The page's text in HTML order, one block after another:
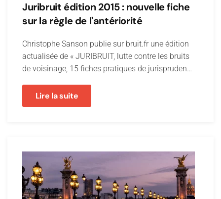
Juribruit édition 2015 : nouvelle fiche
sur la règle de l'antériorité
Christophe Sanson publie sur bruit.fr une édition
actualisée de « JURIBRUIT, lutte contre les bruits
de voisinage, 15 fiches pratiques de jurispruden…
Lire la suite